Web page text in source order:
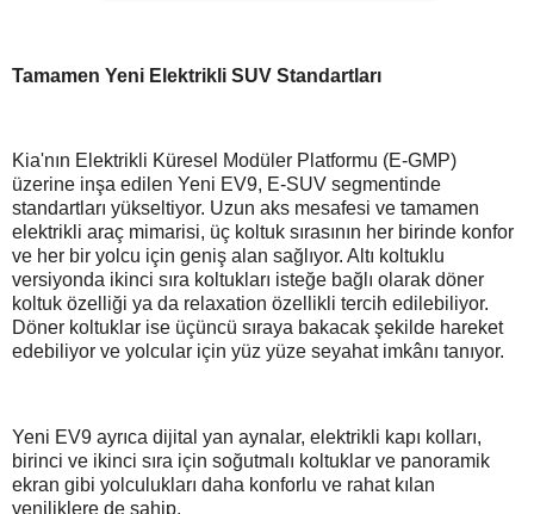
Tamamen Yeni Elektrikli SUV Standartları
Kia'nın Elektrikli Küresel Modüler Platformu (E-GMP)
üzerine inşa edilen Yeni EV9, E-SUV segmentinde
standartları yükseltiyor. Uzun aks mesafesi ve tamamen
elektrikli araç mimarisi, üç koltuk sırasının her birinde konfor
ve her bir yolcu için geniş alan sağlıyor. Altı koltuklu
versiyonda ikinci sıra koltukları isteğe bağlı olarak döner
koltuk özelliği ya da relaxation özellikli tercih edilebiliyor.
Döner koltuklar ise üçüncü sıraya bakacak şekilde hareket
edebiliyor ve yolcular için yüz yüze seyahat imkânı tanıyor.
Yeni EV9 ayrıca dijital yan aynalar, elektrikli kapı kolları,
birinci ve ikinci sıra için soğutmalı koltuklar ve panoramik
ekran gibi yolculukları daha konforlu ve rahat kılan
yeniliklere de sahip.